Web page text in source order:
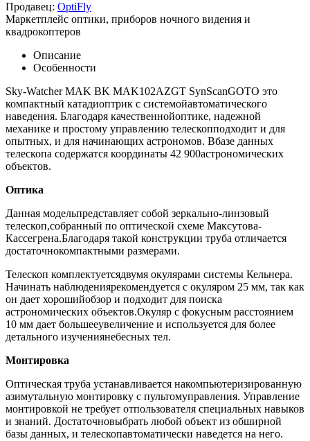
Продавец: OptiFly
Маркетплейс оптики, приборов ночного видения и
квадрокоптеров
Описание
Особенности
Sky-Watcher MAK BK MAK102AZGT SynScanGOTO это
компактный катадиоптрик с системойавтоматического
наведения. Благодаря качественнойоптике, надежной
механике и простому управлению телескопподходит и для
опытных, и для начинающих астрономов. Вбазе данных
телескопа содержатся координаты 42 900астрономических
объектов.
Оптика
Данная модельпредставляет собой зеркально-линзовый
телескоп,собранный по оптической схеме Максутова-
Кассегрена.Благодаря такой конструкции труба отличается
достаточнокомпактными размерами.
Телескоп комплектуетсядвумя окулярами системы Кельнера.
Начинать наблюдениярекомендуется с окуляром 25 мм, так как
он дает хорошийобзор и подходит для поиска
астрономических объектов.Окуляр с фокусным расстоянием
10 мм дает большееувеличение и используется для более
детального изучениянебесных тел.
Монтировка
Оптическая труба устанавливается накомпьютеризированную
азимутальную монтировку с пультомуправления. Управление
монтировкой не требует отпользователя специальных навыков
и знаний. Достаточновыбрать любой объект из обширной
базы данных, и телескопавтоматически наведется на него.